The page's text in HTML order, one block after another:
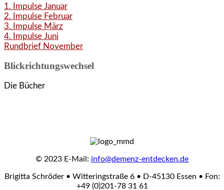
1. Impulse Januar
2. Impulse Februar
3. Impulse März
4. Impulse Juni
Rundbrief November
Blickrichtungswechsel
Die Bücher
© 2023 E-Mail: info@demenz-entdecken.de
Brigitta Schröder • Witteringstraße 6 • D-45130 Essen • Fon:
+49 (0)201-78 31 61